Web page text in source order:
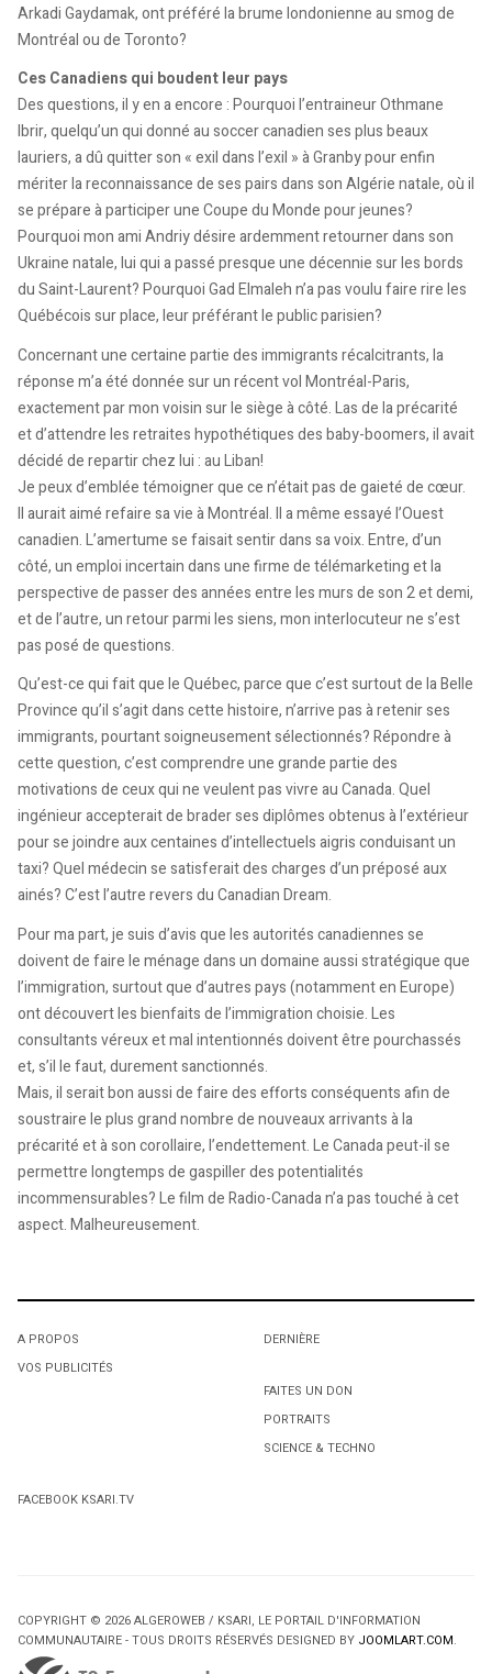
Arkadi Gaydamak, ont préféré la brume londonienne au smog de
Montréal ou de Toronto?
Ces Canadiens qui boudent leur pays
Des questions, il y en a encore : Pourquoi l’entraineur Othmane
Ibrir, quelqu’un qui donné au soccer canadien ses plus beaux
lauriers, a dû quitter son « exil dans l’exil » à Granby pour enfin
mériter la reconnaissance de ses pairs dans son Algérie natale, où il
se prépare à participer une Coupe du Monde pour jeunes?
Pourquoi mon ami Andriy désire ardemment retourner dans son
Ukraine natale, lui qui a passé presque une décennie sur les bords
du Saint-Laurent? Pourquoi Gad Elmaleh n’a pas voulu faire rire les
Québécois sur place, leur préférant le public parisien?
Concernant une certaine partie des immigrants récalcitrants, la
réponse m’a été donnée sur un récent vol Montréal-Paris,
exactement par mon voisin sur le siège à côté. Las de la précarité
et d’attendre les retraites hypothétiques des baby-boomers, il avait
décidé de repartir chez lui : au Liban!
Je peux d’emblée témoigner que ce n’était pas de gaieté de cœur.
Il aurait aimé refaire sa vie à Montréal. Il a même essayé l’Ouest
canadien. L’amertume se faisait sentir dans sa voix. Entre, d’un
côté, un emploi incertain dans une firme de télémarketing et la
perspective de passer des années entre les murs de son 2 et demi,
et de l’autre, un retour parmi les siens, mon interlocuteur ne s’est
pas posé de questions.
Qu’est-ce qui fait que le Québec, parce que c’est surtout de la Belle
Province qu’il s’agit dans cette histoire, n’arrive pas à retenir ses
immigrants, pourtant soigneusement sélectionnés? Répondre à
cette question, c’est comprendre une grande partie des
motivations de ceux qui ne veulent pas vivre au Canada. Quel
ingénieur accepterait de brader ses diplômes obtenus à l’extérieur
pour se joindre aux centaines d’intellectuels aigris conduisant un
taxi? Quel médecin se satisferait des charges d’un préposé aux
ainés? C’est l’autre revers du Canadian Dream.
Pour ma part, je suis d’avis que les autorités canadiennes se
doivent de faire le ménage dans un domaine aussi stratégique que
l’immigration, surtout que d’autres pays (notamment en Europe)
ont découvert les bienfaits de l’immigration choisie. Les
consultants véreux et mal intentionnés doivent être pourchassés
et, s’il le faut, durement sanctionnés.
Mais, il serait bon aussi de faire des efforts conséquents afin de
soustraire le plus grand nombre de nouveaux arrivants à la
précarité et à son corollaire, l’endettement. Le Canada peut-il se
permettre longtemps de gaspiller des potentialités
incommensurables? Le film de Radio-Canada n’a pas touché à cet
aspect. Malheureusement.
A PROPOS
VOS PUBLICITÉS
DERNIÈRE
FAITES UN DON
PORTRAITS
SCIENCE & TECHNO
FACEBOOK KSARI.TV
COPYRIGHT © 2026 ALGEROWEB / KSARI, LE PORTAIL D'INFORMATION
COMMUNAUTAIRE - TOUS DROITS RÉSERVÉS DESIGNED BY JOOMLART.COM.